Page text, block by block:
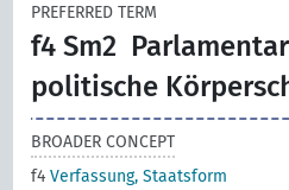
PREFERRED TERM
f4 Sm2
politische
BROADER CONCEPT
f4Verfassung, Staatsform